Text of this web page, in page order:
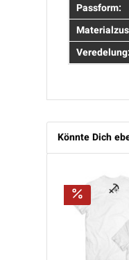
Passform:
Veredelung:
Könnte Dich